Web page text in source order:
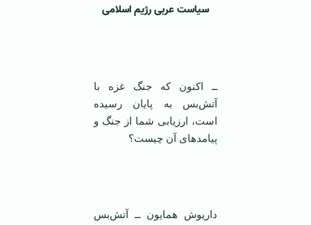
سیاست عربی رژیم اسلامی
ــ اکنون که جنگ غزه با
آتش‌بس به پایان رسیده
است، ارزیابی شما از جنگ و
پیامد‌های آن چیست؟
داریوش همایون ــ آتش‌بس